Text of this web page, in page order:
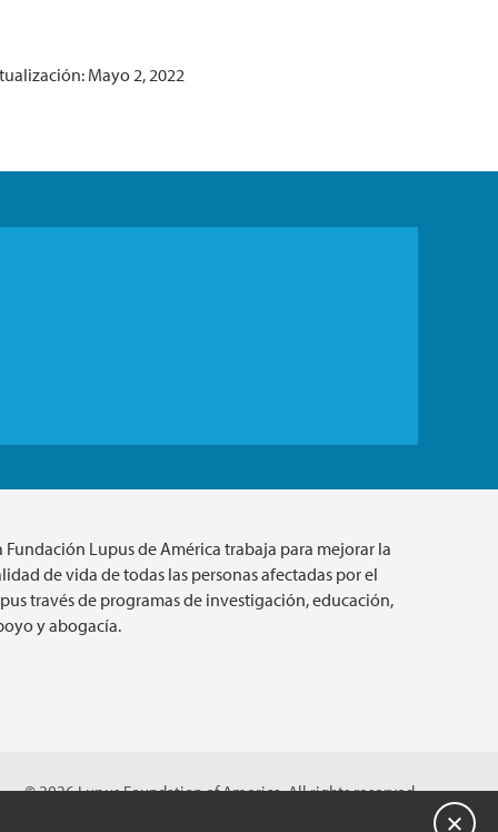
Mayo 2, 2022
Fundación Lupus de América trabaja para mejorar la
de vida de todas las personas afectadas por el
través de programas de investigación, educación,
y abogacía.
© 2026 Lupus Foundation of America. All rights reserved.